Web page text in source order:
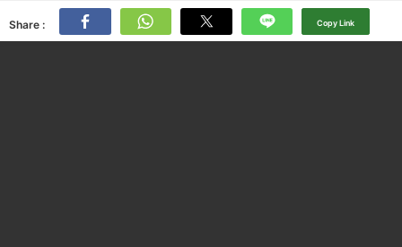
Share : Copy Link